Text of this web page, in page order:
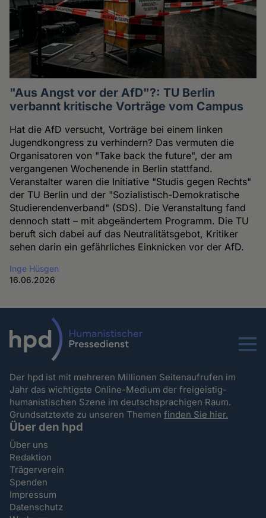
"Aus Angst vor der AfD"?: TU Berlin
verbannt kritische Vorträge vom Campus
Hat die AfD versucht, Vorträge bei einem linken
Jugendkongress zu verhindern? Das vermuten die
Organisatoren von "Take back the future", der am
vergangenen Wochenende in Berlin stattfand.
Veranstalter waren die Initiative "Studis gegen Rechts"
der TU Berlin und der "Sozialistisch-Demokratische
Studierendenverband" (SDS). Die Veranstaltung fand
dennoch statt – mit abgeändertem Programm. Die TU
beruft sich dabei auf das Neutralitätsgebot, Kritiker
sehen darin ein gefährliches Einknicken vor der AfD.
Inge Hüsgen
16.06.2026
Menu
Der hpd ist mit mehreren Millionen Seitenaufrufen im
Jahr das wichtigste Online-Medium der freigeistig-
humanistischen Szene im deutschsprachigen Raum.
Grundsatztexte zu unseren Themenfinden Sie hier.
Über den hpd
Über uns
Redaktion
Trägerverein
Spenden
Impressum
Datenschutz